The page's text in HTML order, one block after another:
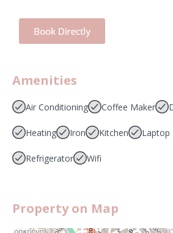
Amenities
Air Conditioning Coffee Maker
Heating Iron Kitchen Laptop
Refrigerator Wifi
Property on Map